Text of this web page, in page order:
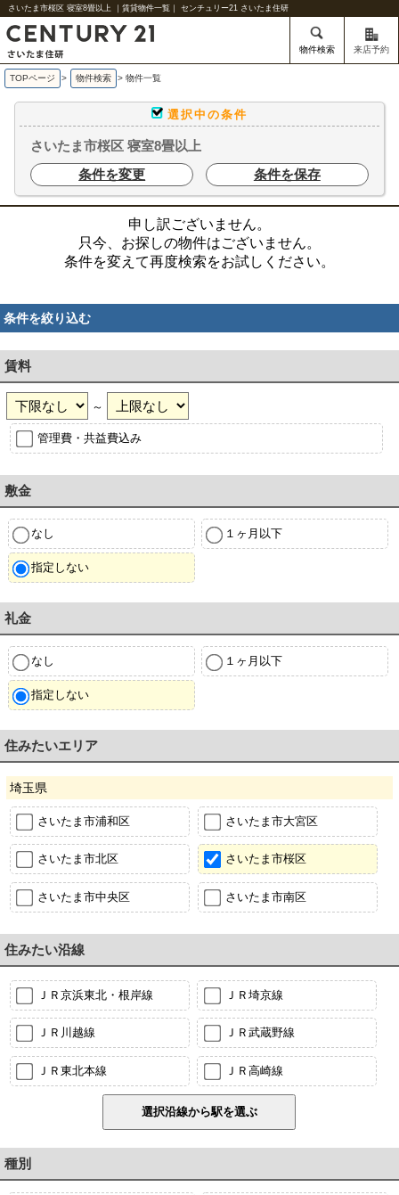
さいたま市桜区 寝室8畳以上 ｜賃貸物件一覧｜ センチュリー21 さいたま住研
物件検索 来店予約
TOPページ > 物件検索 > 物件一覧
選択中の条件
さいたま市桜区 寝室8畳以上
条件を変更
条件を保存
申し訳ございません。
只今、お探しの物件はございません。
条件を変えて再度検索をお試しください。
条件を絞り込む
賃料
～
管理費・共益費込み
敷金
なし １ヶ月以下
指定しない
礼金
なし １ヶ月以下
指定しない
住みたいエリア
埼玉県
さいたま市浦和区 さいたま市大宮区
さいたま市北区 さいたま市桜区
さいたま市中央区 さいたま市南区
住みたい沿線
ＪＲ京浜東北・根岸線 ＪＲ埼京線
ＪＲ川越線 ＪＲ武蔵野線
ＪＲ東北本線 ＪＲ高崎線
種別